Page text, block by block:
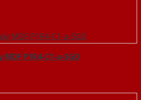
P1R4-C1-a-SGD